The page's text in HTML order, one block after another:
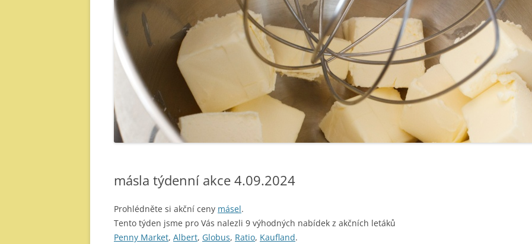
másla týdenní akce 4.09.2024
Prohlédněte si akční ceny másel.
Tento týden jsme pro Vás nalezli 9 výhodných nabídek z akčních letáků
Penny Market, Albert, Globus, Ratio, Kaufland.